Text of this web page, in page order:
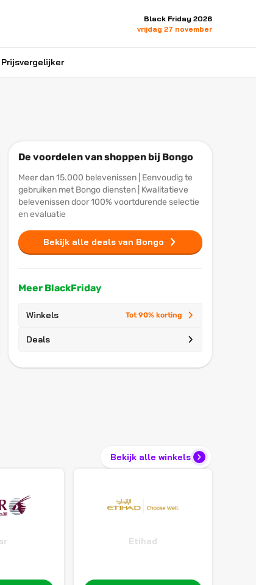
Black Friday 2026
vrijdag 27 november
Prijsvergelijker
De voordelen van shoppen bij Bongo
Meer dan 15.000 belevenissen | Eenvoudig te
gebruiken met Bongo diensten | Kwalitatieve
belevenissen door 100% voortdurende selectie
en evaluatie
Bekijk alle deals van Bongo
Meer BlackFriday
Winkels Tot 90% korting
Deals
Bekijk alle winkels
Etihad